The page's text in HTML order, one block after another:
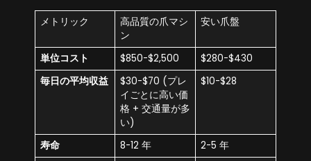
メトリック
高品質の爪マシ
ン
安い爪盤
単位コスト $850-$2,500
$280-$430
毎日の平均収益
$30-$70 (プレ
イごとに高い価
格 + 交通量が多
い)
$10-$28
寿命 8-12 年
2-5 年